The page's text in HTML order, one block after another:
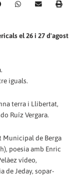
el 26 i 27 d'agost
iguals.
terra i Llibertat,
Ruíz Vergara.
Municipal de Berga
poesia amb Enric
vídeo,
de Jeday, sopar-